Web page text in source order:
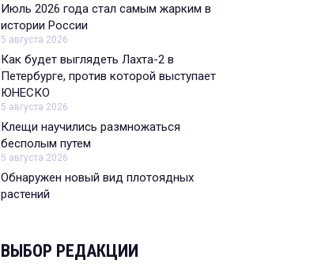
Июль 2026 года стал самым жарким в
истории России
5 августа 2026
Как будет выглядеть Лахта-2 в
Петербурге, против которой выступает
ЮНЕСКО
5 августа 2026
Клещи научились размножаться
бесполым путем
5 августа 2026
Обнаружен новый вид плотоядных
растений
ВЫБОР РЕДАКЦИИ